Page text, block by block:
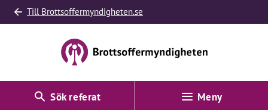
Till Brottsoffermyndigheten.se
Sök referat Meny